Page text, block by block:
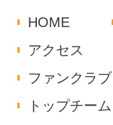
HOME
アクセス
ファンクラブ
トップチーム